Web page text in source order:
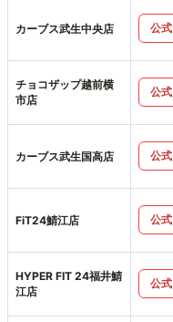
カーブス武生中央店 公式
チョコザップ越前横
市店
公式
カーブス武生国高店 公式
FiT24鯖江店 公式
HYPER FIT 24福井鯖
江店
公式